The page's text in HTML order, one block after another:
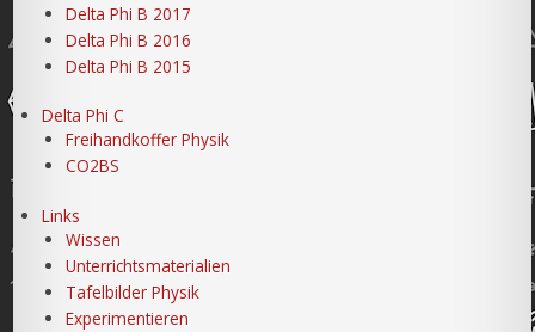
Delta Phi B 2017
Delta Phi B 2016
Delta Phi B 2015
Delta Phi C
Freihandkoffer Physik
CO2BS
Links
Wissen
Unterrichtsmaterialien
Tafelbilder Physik
Experimentieren